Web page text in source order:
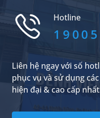
Hotline
Liên hệ ngay với số
phục vụ và sử dụng
hiện đại & cao cấp